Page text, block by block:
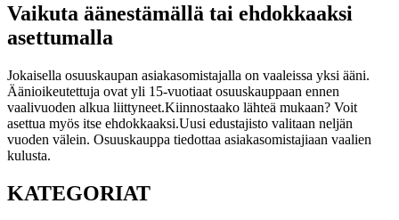
Vaikuta äänestämällä tai ehdokkaaksi
asettumalla
Jokaisella osuuskaupan asiakasomistajalla on vaaleissa yksi ääni.
Äänioikeutettuja ovat yli 15-vuotiaat osuuskauppaan ennen
vaalivuoden alkua liittyneet.Kiinnostaako lähteä mukaan? Voit
asettua myös itse ehdokkaaksi.Uusi edustajisto valitaan neljän
vuoden välein. Osuuskauppa tiedottaa asiakasomistajiaan vaalien
kulusta.
KATEGORIAT